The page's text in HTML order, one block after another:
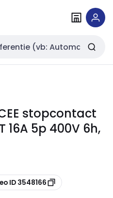
stopcontact
16A 5p 400V 6h,
ID 3548166